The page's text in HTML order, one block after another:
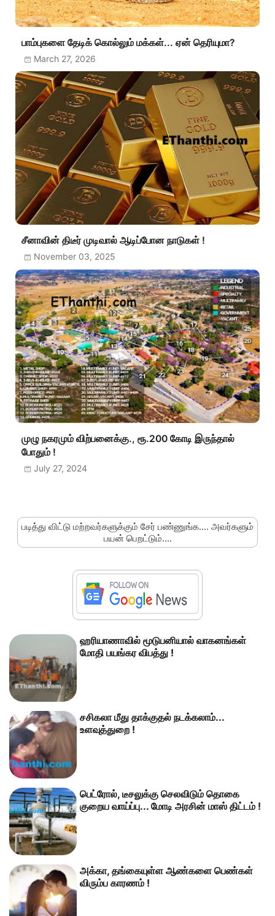
பாம்புகளை தேடிக் கொல்லும் மக்கள்... ஏன் தெரியுமா?
March 27, 2026
சீனாவின் திடீர் முடிவால் ஆடிப்போன நாடுகள் !
November 03, 2025
முழு நகரமும் விற்பனைக்கு., ரூ.200 கோடி இருந்தால்
போதும் !
July 27, 2024
படித்து விட்டு மற்றவர்களுக்கும் சேர் பண்ணுங்க.... அவர்களும்
பயன் பெறட்டும்....
ஹரியாணாவில் மூடுபனியால் வாகனங்கள்
மோதி பயங்கர விபத்து !
சசிகலா மீது தாக்குதல் நடக்கலாம்...
உளவுத்துறை !
பெட்ரோல், டீசலுக்கு செலவிடும் தொகை
குறைய வாய்ப்பு... மோடி அரசின் மாஸ் திட்டம் !
அக்கா, தங்கையுள்ள ஆண்களை பெண்கள்
விரும்ப காரணம் !